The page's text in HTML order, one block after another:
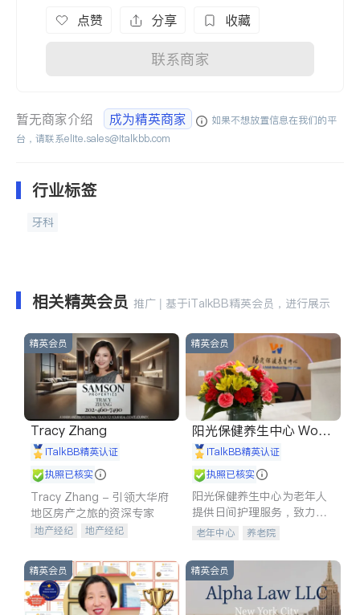
点赞 分享 收藏
联系商家
暂无商家介绍 成为精英商家
如果不想放置信息在我们的平
台，请联系elite.sales@italkbb.com
行业标签
牙科
相关精英会员 推广 | 基于iTalkBB精英会员，进行展示
精英会员
Tracy Zhang
iTalkBB精英认证
执照已核实
Tracy Zhang - 引领大华府
地区房产之旅的资深专家
地产经纪
地产经纪
商铺租售
开发商建商
精英会员
阳光保健养生中心 World
shine
iTalkBB精英认证
执照已核实
阳光保健养生中心为老年人
提供日间护理服务，致力于
通过持续的护理创新来有效
老年中心 养老院
精英会员 精英会员